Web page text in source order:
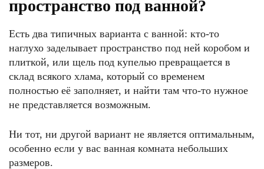
пространство под ванной?
Есть два типичных варианта с ванной: кто-то
наглухо заделывает пространство под ней коробом и
плиткой, или щель под купелью превращается в
склад всякого хлама, который со временем
полностью её заполняет, и найти там что-то нужное
не представляется возможным.
Ни тот, ни другой вариант не является оптимальным,
особенно если у вас ванная комната небольших
размеров.